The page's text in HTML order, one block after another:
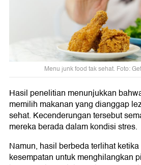
Menu junk food tak sehat. Foto:
Hasil penelitian menunjukkan
memilih makanan yang dianggap
sehat. Kecenderungan tersebut
mereka berada dalam kondisi stres.
Namun, hasil berbeda terlihat
kesempatan untuk menghilangkan